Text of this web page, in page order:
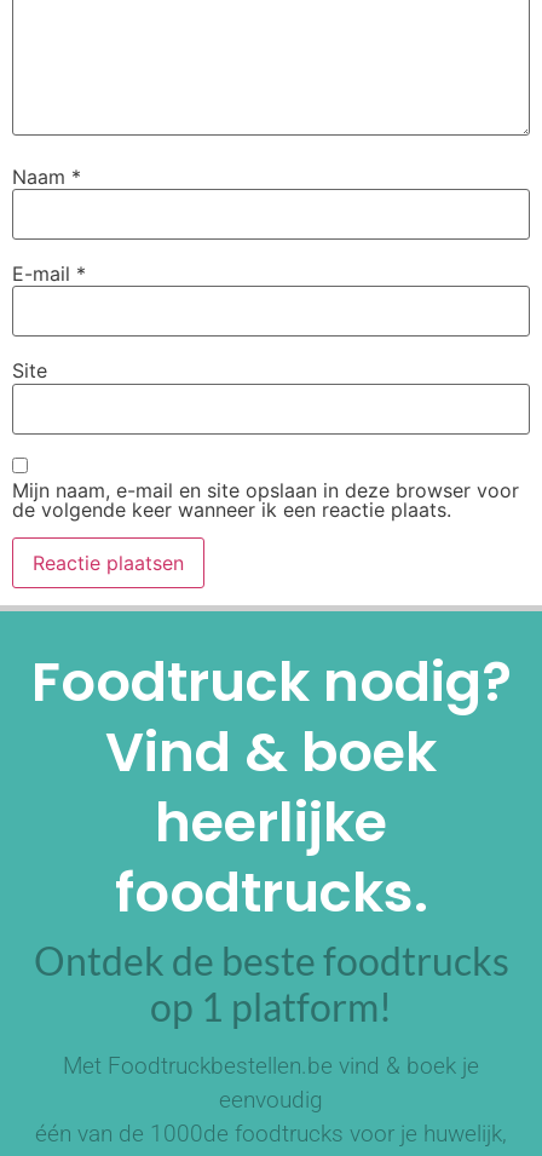
Naam *
E-mail *
Site
Mijn naam, e-mail en site opslaan in deze browser voor
de volgende keer wanneer ik een reactie plaats.
Foodtruck nodig?
Vind & boek
heerlijke
foodtrucks.
Ontdek de beste foodtrucks
op 1 platform!
Met Foodtruckbestellen.be vind & boek je
eenvoudig
één van de 1000de foodtrucks voor je huwelijk,